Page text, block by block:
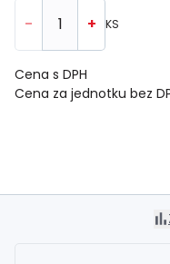
- + KS
Cena za jednotku bez
Cena s DPH